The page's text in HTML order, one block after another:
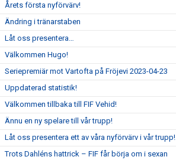
Årets första nyförvärv!
Ändring i tränarstaben
Låt oss presentera…
Välkommen Hugo!
Seriepremiär mot Vartofta på Fröjevi 2023-04-23
Uppdaterad statistik!
Välkommen tillbaka till FIF Vehid!
Ännu en ny spelare till vår trupp!
Låt oss presentera ett av våra nyförvärv i vår trupp!
Trots Dahléns hattrick – FIF får börja om i sexan